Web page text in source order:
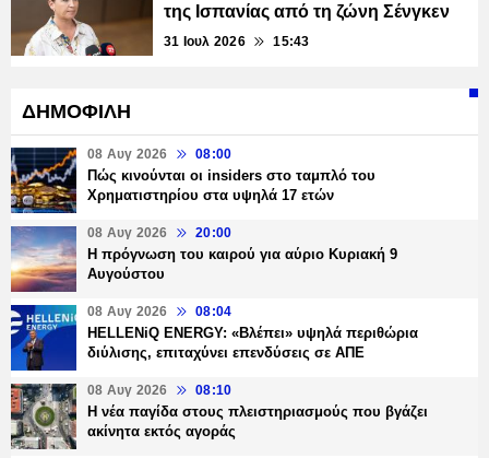
της Ισπανίας από τη ζώνη Σένγκεν
31 Ιουλ 2026 15:43
ΔΗΜΟΦΙΛΗ
08 Αυγ 2026 08:00
Πώς κινούνται οι insiders στο ταμπλό του
Χρηματιστηρίου στα υψηλά 17 ετών
08 Αυγ 2026 20:00
Η πρόγνωση του καιρού για αύριο Κυριακή 9
Αυγούστου
08 Αυγ 2026 08:04
HELLENiQ ENERGY: «Βλέπει» υψηλά περιθώρια
διύλισης, επιταχύνει επενδύσεις σε ΑΠΕ
08 Αυγ 2026 08:10
Η νέα παγίδα στους πλειστηριασμούς που βγάζει
ακίνητα εκτός αγοράς